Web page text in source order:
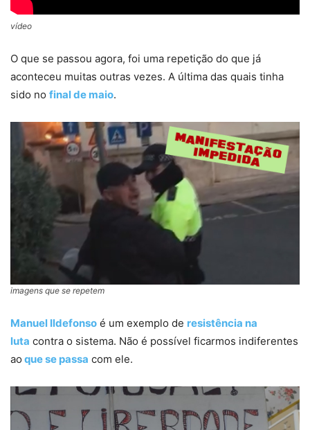
vídeo
O que se passou agora, foi uma repetição do que já
aconteceu muitas outras vezes. A última das quais tinha
sido no final de maio.
imagens que se repetem
Manuel Ildefonso é um exemplo de resistência na
luta contra o sistema. Não é possível ficarmos indiferentes
ao que se passa com ele.